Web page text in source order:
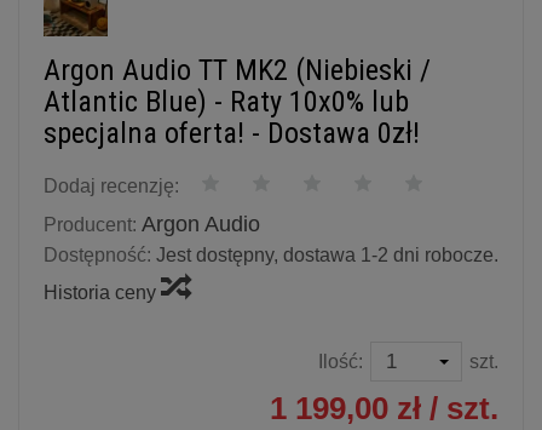
Argon Audio TT MK2 (Niebieski /
Atlantic Blue) - Raty 10x0% lub
specjalna oferta! - Dostawa 0zł!
Dodaj recenzję:
Producent: Argon Audio
Dostępność: Jest dostępny, dostawa 1-2 dni robocze.
Historia ceny
Ilość: szt.
1 199,00 zł / szt.